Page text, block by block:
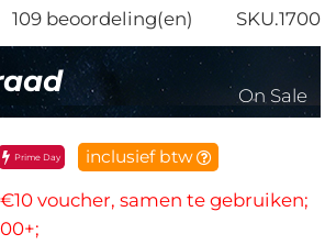
109beoordeling(en) SKU.1700
On Sale
Prime Day inclusief btw
€10 voucher, samen te gebruiken;